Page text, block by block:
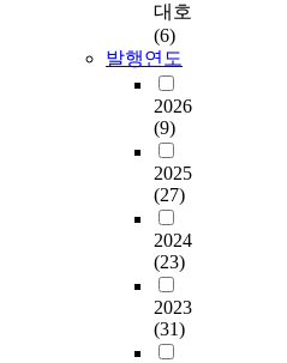
대호
(6)
발행연도
2026
(9)
2025
(27)
2024
(23)
2023
(31)